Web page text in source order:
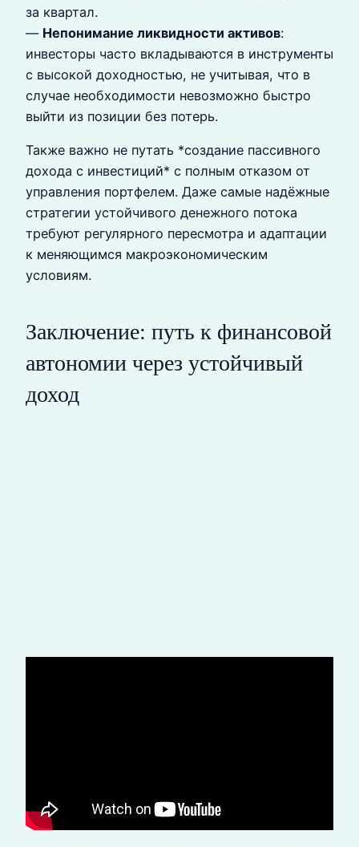
за квартал.
— Непонимание ликвидности активов:
инвесторы часто вкладываются в инструменты
с высокой доходностью, не учитывая, что в
случае необходимости невозможно быстро
выйти из позиции без потерь.
Также важно не путать *создание пассивного
дохода с инвестиций* с полным отказом от
управления портфелем. Даже самые надёжные
стратегии устойчивого денежного потока
требуют регулярного пересмотра и адаптации
к меняющимся макроэкономическим
условиям.
Заключение: путь к финансовой
автономии через устойчивый
доход